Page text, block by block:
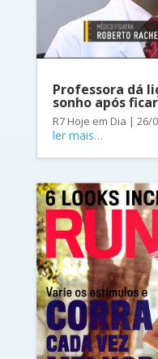
Professora dá
sonho após
R7 Hoje em Dia | 26/
ler mais…